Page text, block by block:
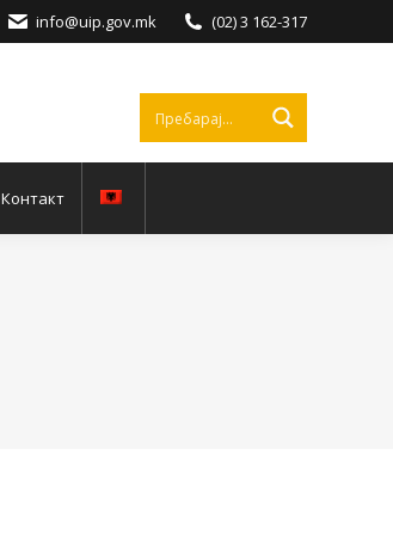
info@uip.gov.mk (02) 3 162-317
Контакт